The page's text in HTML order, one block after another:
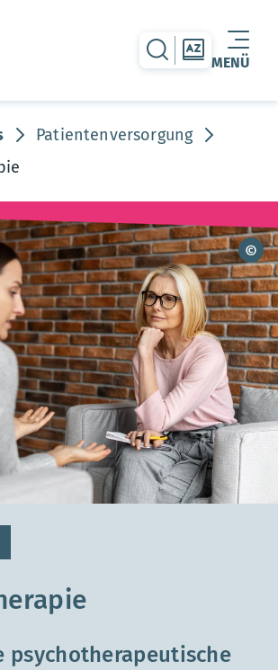
MENÜ
Warenkorb leer
zur Suche-Seite
zur
Patientenversorgung
psychotherapeutische